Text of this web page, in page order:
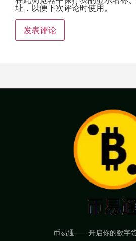
址，以便下次评论时使用。
币易通——开启你的数字